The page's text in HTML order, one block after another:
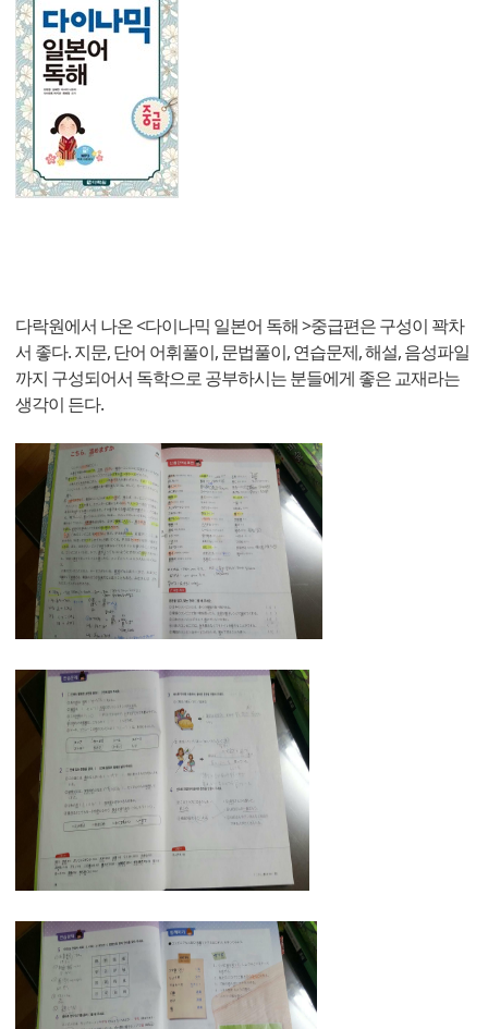
다락원에서 나온 <다이나믹 일본어 독해 >중급편은 구성이 꽉차
서 좋다. 지문, 단어 어휘풀이, 문법풀이, 연습문제, 해설, 음성파일
까지 구성되어서 독학으로 공부하시는 분들에게 좋은 교재라는
생각이 든다.